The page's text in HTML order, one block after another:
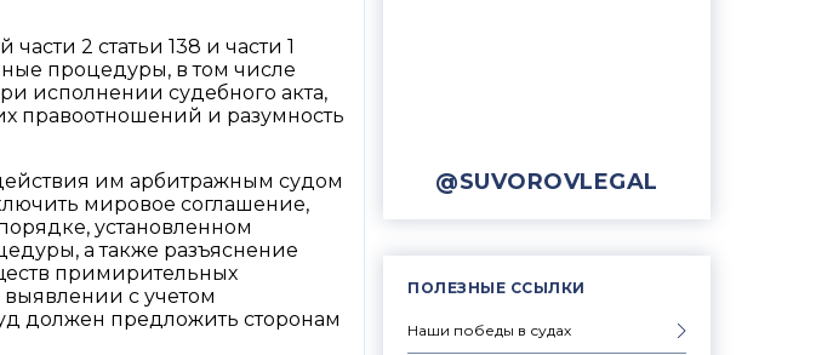
@SUVOROVLEGAL
ПОЛЕЗНЫЕ ССЫЛКИ
Наши победы в судах
2 статьи 138 и части 1
процедуры, в том числе
исполнении судебного акта,
правоотношений и разумность
им арбитражным судом
мировое соглашение,
установленном
а также разъяснение
примирительных
с учетом
должен предложить сторонам